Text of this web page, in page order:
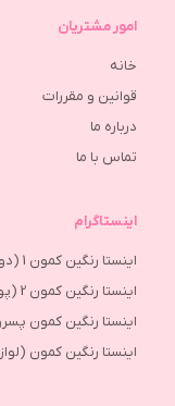
امور مشتریان
خانه
قوانین و مقررات
درباره ما
تماس با ما
اینستاگرام
اینستا رنگین کمون 1 (دوخت لباس کودک)
اینستا رنگین کمون 2 (پوشاک)
اینستا رنگین کمون
اینستا رنگین کمون